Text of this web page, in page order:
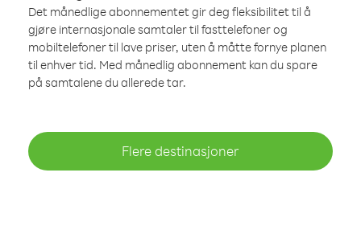
Det månedlige abonnementet gir deg fleksibilitet til å
gjøre internasjonale samtaler til fasttelefoner og
mobiltelefoner til lave priser, uten å måtte fornye planen
til enhver tid. Med månedlig abonnement kan du spare
på samtalene du allerede tar.
Flere destinasjoner